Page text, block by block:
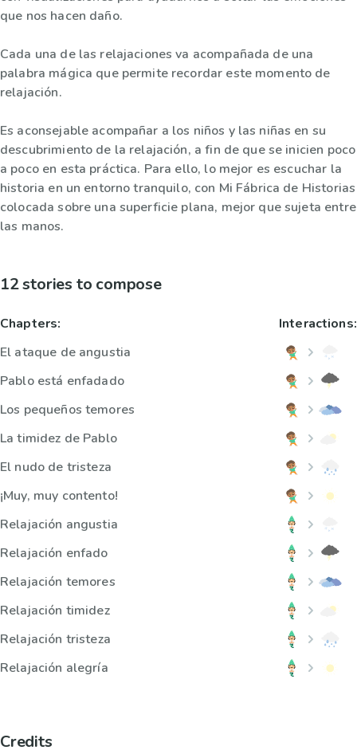
que nos hacen daño.
Cada una de las relajaciones va acompañada de una
palabra mágica que permite recordar este momento de
relajación.
Es aconsejable acompañar a los niños y las niñas en su
descubrimiento de la relajación, a fin de que se inicien poco
a poco en esta práctica. Para ello, lo mejor es escuchar la
historia en un entorno tranquilo, con Mi Fábrica de Historias
colocada sobre una superficie plana, mejor que sujeta entre
las manos.
12 stories to compose
Chapters:
El ataque de angustia
Pablo está enfadado
Los pequeños temores
La timidez de Pablo
El nudo de tristeza
¡Muy, muy contento!
Relajación angustia
Relajación enfado
Relajación temores
Relajación timidez
Relajación tristeza
Relajación alegría
Interactions:
Credits